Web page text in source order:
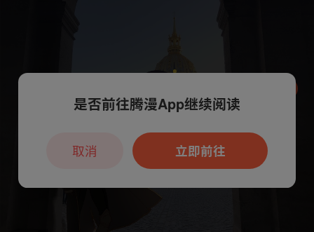
本章节仅支持App阅读，可打开App新用
户7天免费看
是否前往腾漫App继续阅读
立即前往
取消